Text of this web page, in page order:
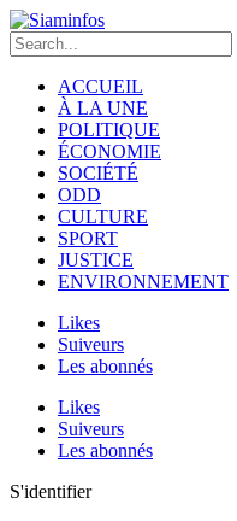
ACCUEIL
À LA UNE
POLITIQUE
ÉCONOMIE
SOCIÉTÉ
ODD
CULTURE
SPORT
JUSTICE
ENVIRONNEMENT
Likes
Suiveurs
Les abonnés
Likes
Suiveurs
Les abonnés
S'identifier